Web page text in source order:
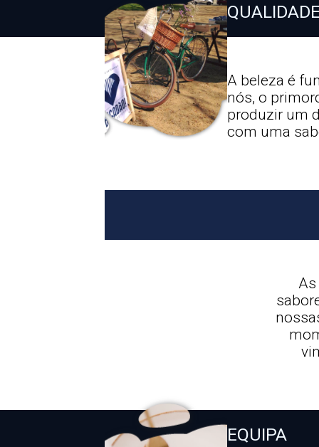
A beleza é
nós, o
produzir um
com uma
As
EQUIPA